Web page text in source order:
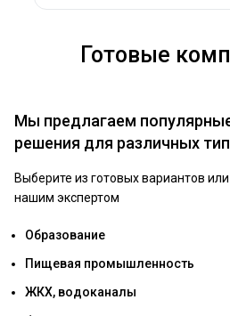
Готовые
Мы предлагаем
решения для различных
Выберите из готовых вариантов или
нашим экспертом
Образование
Пищевая промышленность
ЖКХ, водоканалы